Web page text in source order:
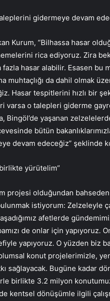
taleplerini gidermeye devam
Kurum, “Bilhassa hasar
rica ediyoruz. Zira
hasar alabilir. Esasen bu
muhtaçlığı da dahil olmak
Hasar tespitlerini hızlı bir
varsa o talepleri giderme
Bingöl’de yaşanan
bütün
devam edeceğiz” şeklinde
yürütelim”
projesi olduğundan
istiyorum: Zelzeleyle
afetlerde
de onlar için yapıyoruz.
yapıyoruz. O yüzden biz
konut projelerimizle,
sağlayacak. Bugüne kadar
birlikte 3.2 milyon
kentsel dönüşümle ilgili